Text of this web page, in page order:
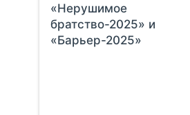
«Нерушимое
братство-2025» и
«Барьер-2025»